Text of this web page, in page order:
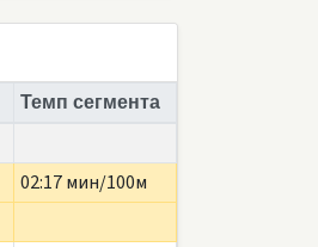
Темп сегмента
02:17 мин/100м